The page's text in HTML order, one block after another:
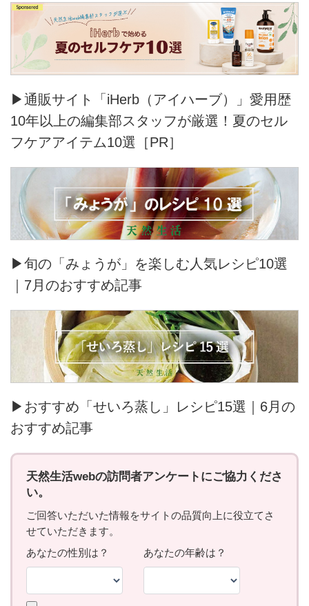
▶通販サイト「iHerb（アイハーブ）」愛用歴
10年以上の編集部スタッフが厳選！夏のセル
フケアアイテム10選［PR］
▶旬の「みょうが」を楽しむ人気レシピ10選
｜7月のおすすめ記事
▶おすすめ「せいろ蒸し」レシピ15選｜6月の
おすすめ記事